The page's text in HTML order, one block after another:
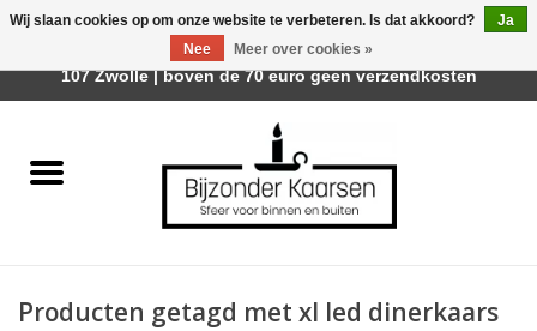
Räder Design Stories
Geurkaarsen
Producten getagd met xl led dinerkaars
Wij slaan cookies op om onze website te verbeteren. Is dat akkoord?
Ja
Nee
Meer over cookies »
Afhalen is mogelijk bij Trotz Woon & Cadeau | Belvederelaan
107 Zwolle | boven de 70 euro geen verzendkosten